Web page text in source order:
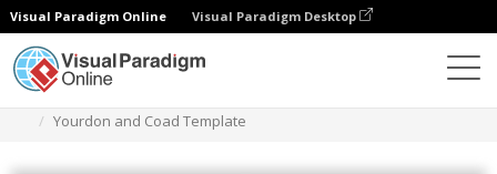
Visual Paradigm Online Visual Paradigm Desktop
Yourdon and Coad Template